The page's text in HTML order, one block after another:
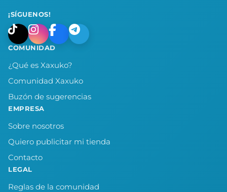
¡SÍGUENOS!
COMUNIDAD
¿Qué es Xaxuko?
Comunidad Xaxuko
Buzón de sugerencias
EMPRESA
Sobre nosotros
Quiero publicitar mi tienda
Contacto
LEGAL
Reglas de la comunidad